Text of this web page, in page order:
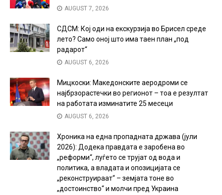
AUGUST 7, 2026
СДСМ: Кој оди на екскурзија во Брисел среде
лето? Само оној што има таен план „под
радарот“
AUGUST 6, 2026
Мицкоски: Македонските аеродроми се
најбрзорастечки во регионот – тоа е резултат
на работата изминатите 25 месеци
AUGUST 6, 2026
Хроника на една пропадната држава (јули
2026): Додека правдата е заробена во
„реформи“, луѓето се трујат од вода и
политика, а владата и опозицијата се
„реконструираат“ – земјата тоне во
„достоинство“ и молчи пред Украина